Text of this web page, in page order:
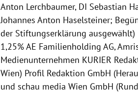
Anton Lerchbaumer, DI Sebastian
Johannes Anton Haselsteiner;
der Stiftungserklärung ausgewählt)
1,25% AE Familienholding AG,
Medienunternehmen KURIER
Wien) Profil Redaktion GmbH
und schau media Wien GmbH